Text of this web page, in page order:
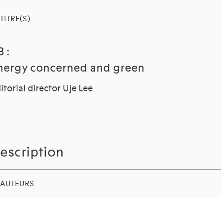
TITRE(S)
:
concerned and green
director Uje Lee
AUTEURS